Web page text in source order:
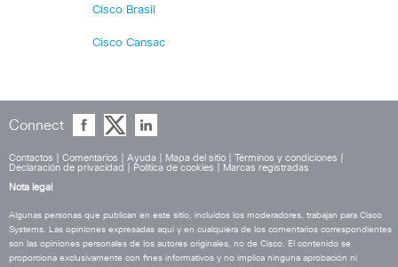
Cisco Brasil
Cisco Cansac
Connect
Contactos Comentarios Ayuda Mapa del sitio Términos y condiciones
Declaración de privacidad
Política de cookies
Marcas registradas
Nota legal
Algunas personas que publican en este sitio, incluidos los moderadores, trabajan para Cisco
Systems. Las opiniones expresadas aquí y en cualquiera de los comentarios correspondientes
son las opiniones personales de los autores originales, no de Cisco. El contenido se
proporciona exclusivamente con fines informativos y no implica ninguna aprobación ni